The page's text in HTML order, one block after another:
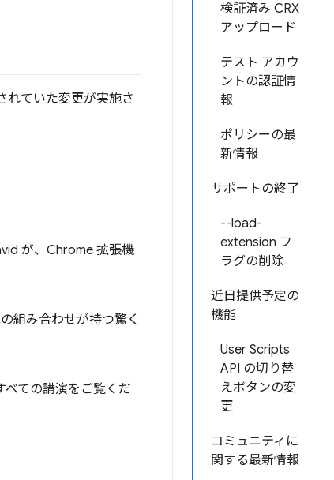
検証済み CRX
アップロード
テスト アカウ
ントの認証情
報
ポリシーの最
新情報
サポートの終了
--load-
extension フ
ラグの削除
近日提供予定の
機能
User Scripts
API の切り替
えボタンの変
更
コミュニティに
関する最新情報
れていた変更が実施さ
が、Chrome 拡張機
組み合わせが持つ驚く
べての講演をご覧くだ